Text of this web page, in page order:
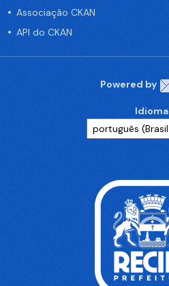
Associação CKAN
API do CKAN
Powered by
Idioma